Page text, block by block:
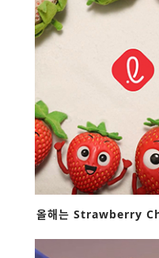
올해는 Strawberry